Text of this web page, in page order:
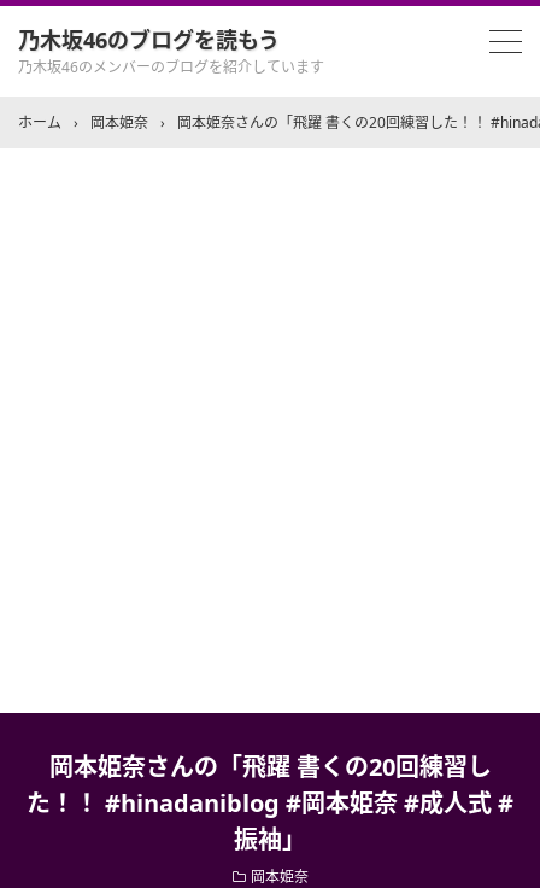
乃木坂46のブログを読もう
乃木坂46のメンバーのブログを紹介しています
ホーム › 岡本姫奈 › 岡本姫奈さんの「飛躍 書くの20回練習した！！
岡本姫奈さんの「飛躍 書くの20回練習し
た！！ #hinadaniblog #岡本姫奈 #成人式 #
振袖」
岡本姫奈